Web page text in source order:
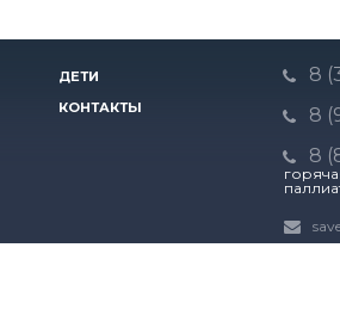
ДЕТИ
КОНТАКТЫ
8
8
8